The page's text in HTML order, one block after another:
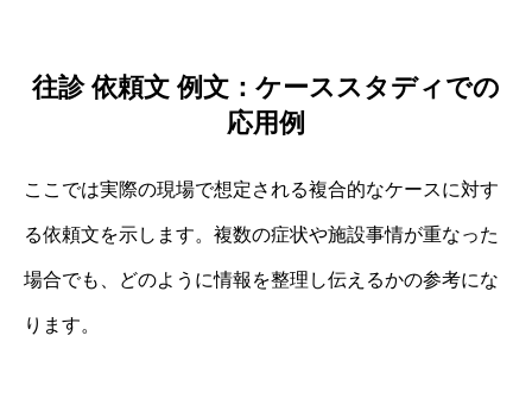
往診 依頼文 例文：ケーススタディでの
応用例
ここでは実際の現場で想定される複合的なケースに対す
る依頼文を示します。複数の症状や施設事情が重なった
場合でも、どのように情報を整理し伝えるかの参考にな
ります。